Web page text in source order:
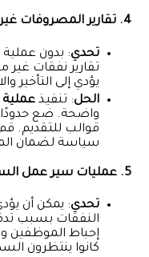
4. تقارير المصروفات غير المتسقة
تحدي: بدون
تقارير نفقات غير
يؤدي إلى التأخير
الحل: تنفيذعملية
واضحة. ضع حدودًا
قوالب للتقديم.
سياسة لضمان
5. عمليات سير عمل السداد المتأخرة
تحدي: يمكن أن
النفقات بسبب
إحباط الموظفين
كانوا ينتظرون